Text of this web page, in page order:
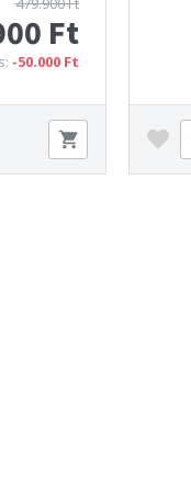
Ft
-50.000 Ft